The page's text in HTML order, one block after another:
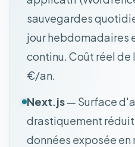
sauvegardes
jour hebdomadaires
continu. Coût réel
€/an.
Next.js— Surface
drastiquement
données exposée en